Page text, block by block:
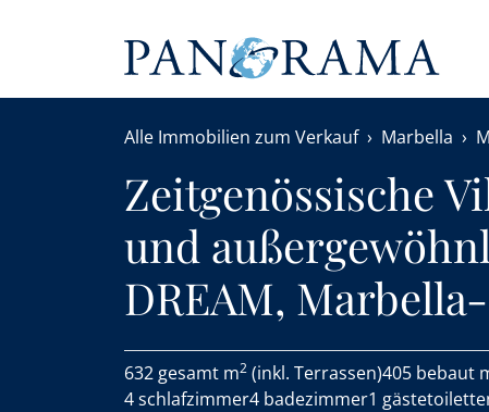
Alle Immobilien zum Verkauf Marbella
Zeitgenössische
und
DREAM,
632 gesamt m2 (inkl. Terrassen)405 bebaut
4 schlafzimmer4 badezimmer1